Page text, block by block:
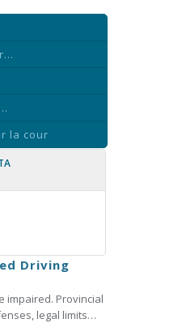
la cour
Driving
impaired. Provincial
legal limits…